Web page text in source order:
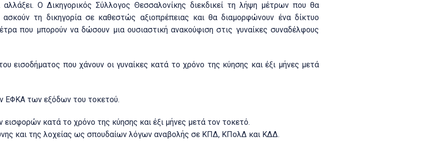
Ο Δικηγορικός Σύλλογος Θεσσαλονίκης διεκδικεί τη λήψη μέτρων που θα
ασκούν τη δικηγορία σε καθεστώς αξιοπρέπειας και θα διαμορφώνουν ένα δίκτυο
που μπορούν να δώσουν μια ουσιαστική ανακούφιση στις γυναίκες συναδέλφους
εισοδήματος που χάνουν οι γυναίκες κατά το χρόνο της κύησης και έξι μήνες μετά
ΕΦΚΑ των εξόδων του τοκετού.
κατά το χρόνο της κύησης και έξι μήνες μετά τον τοκετό.
και της λοχείας ως σπουδαίων λόγων αναβολής σε ΚΠΔ, ΚΠολΔ και ΚΔΔ.